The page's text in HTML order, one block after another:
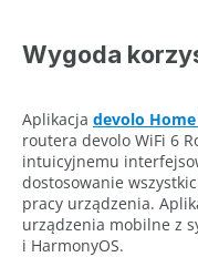
Wygoda
Aplikacja devolo
routera devolo WiFi 6
intuicyjnemu
dostosowanie
pracy urządzenia.
urządzenia mobilne z
i HarmonyOS.